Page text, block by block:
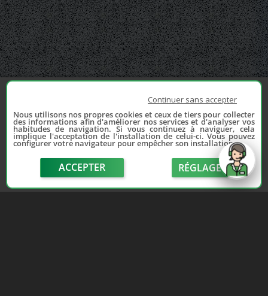
Continuer sans accepter
Nous utilisons nos propres cookies et ceux de tiers pour collecter
des informations afin d'améliorer nos services et d'analyser vos
habitudes de navigation. Si vous continuez à naviguer, cela
implique l'acceptation de l'installation de celui-ci. Vous pouvez
configurer votre navigateur pour empêcher son installation.
ACCEPTER RÉGLAGE